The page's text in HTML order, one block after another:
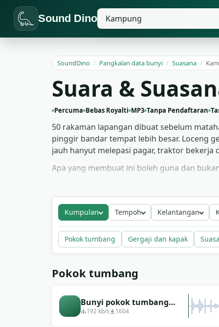
Sound Dino
SoundDino / Pangkalan data bunyi / Suasana /
Suara &
Percuma Bebas Royalti MP3 Tanpa Pendaftaran
50 rakaman lapangan dibuat sebelum
pinggir bandar tempat lebih besar. Loceng
jauh hanyut melepasi pagar, traktor bekerja
Apa yang membuat ini boleh guna dan
Tarik apa yang muat — kesemua empat
Kumpulan Tempoh Kelantangan
Pokok tumbang Gergaji dan kapak
Pokok tumbang
Bunyi pokok tumbang
(pokok tumbang)
192 kb/s 1604